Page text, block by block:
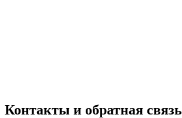
Контакты и обратная связь